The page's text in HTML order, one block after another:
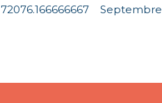
72076.166666667 Septembre